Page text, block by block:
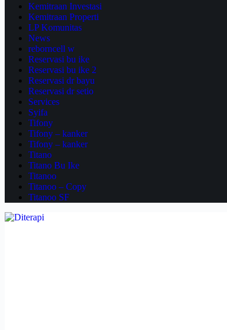
Kemitraan Investasi
Kemitraan Properti
LP Komunitas
News
reborncell w
Reservasi bu ike
Reservasi bu ike 2
Reservasi dr bayu
Reservasi dr setio
Services
Syifa
Tifony
Tifony – kanker
Tifony – kanker
Titano
Titano Bu Ike
Titanoo
Titanoo – Copy
Titanoo SF